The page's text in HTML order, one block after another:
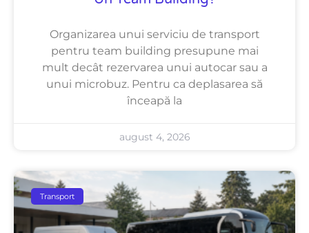
Organizarea unui serviciu de transport
pentru team building presupune mai
mult decât rezervarea unui autocar sau a
unui microbuz. Pentru ca deplasarea să
înceapă la
august 4, 2026
Transport